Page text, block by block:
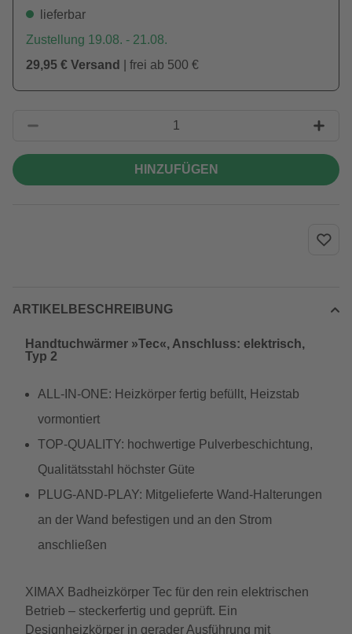
lieferbar
Zustellung 19.08. - 21.08.
29,95 € Versand
| frei ab 500 €
HINZUFÜGEN
ARTIKELBESCHREIBUNG
Handtuchwärmer »Tec«, Anschluss: elektrisch,
Typ 2
ALL-IN-ONE: Heizkörper fertig befüllt, Heizstab
vormontiert
TOP-QUALITY: hochwertige Pulverbeschichtung,
Qualitätsstahl höchster Güte
PLUG-AND-PLAY: Mitgelieferte Wand-Halterungen
an der Wand befestigen und an den Strom
anschließen
XIMAX Badheizkörper Tec für den rein elektrischen
Betrieb – steckerfertig und geprüft. Ein
Designheizkörper in gerader Ausführung mit